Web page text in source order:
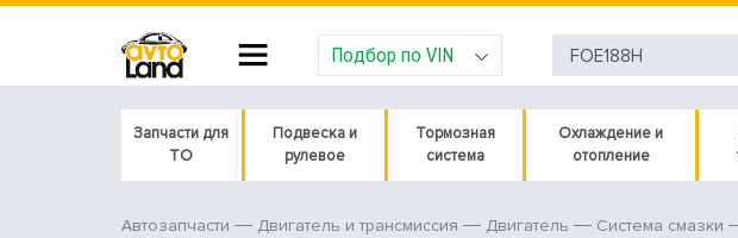
Подбор по VIN
Запчасти для
ТО
Подвеска и
рулевое
Тормозная
система
Охлаждение и
отопление
Автозапчасти Двигатель и трансмиссия Двигатель Система смазки